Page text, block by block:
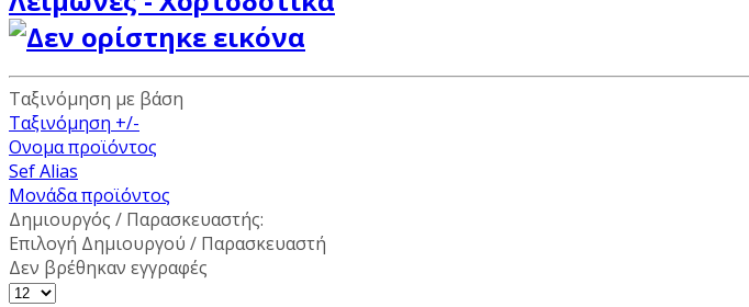
Ταξινόμηση με βάση
Ταξινόμηση +/-
Ονομα προϊόντος
Sef Alias
Μονάδα προϊόντος
Δημιουργός / Παρασκευαστής:
Επιλογή Δημιουργού / Παρασκευαστή
Δεν βρέθηκαν εγγραφές